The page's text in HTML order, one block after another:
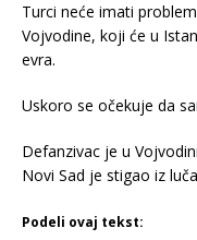
Turci neće imati
Vojvodine, koji će u
evra.
Uskoro se očekuje da
Defanzivac je u
Novi Sad je stigao iz
Podeli ovaj tekst: